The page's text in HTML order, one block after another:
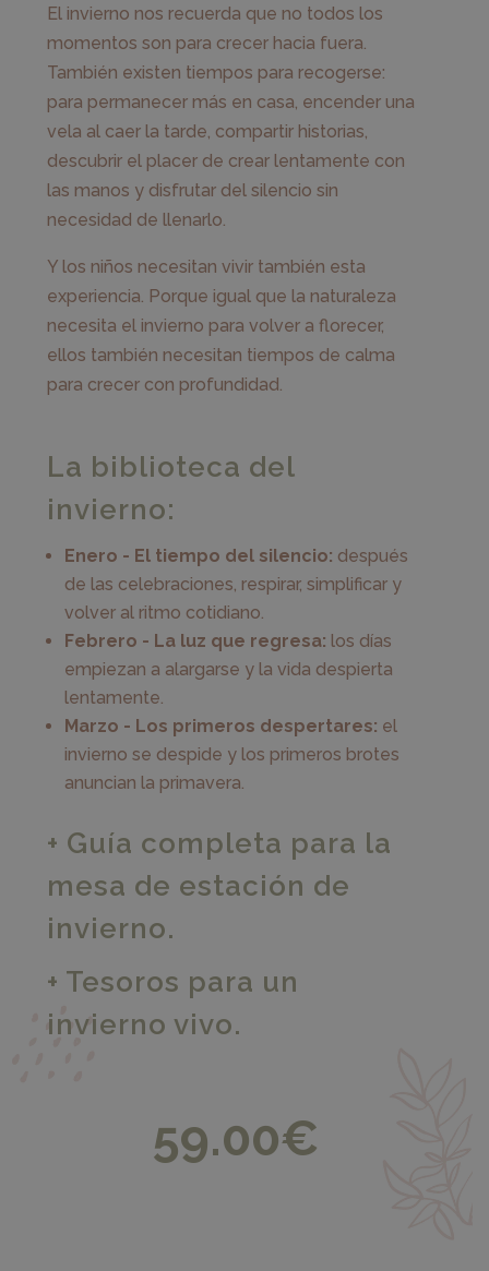
El invierno nos recuerda que no todos los
momentos son para crecer hacia fuera.
También existen tiempos para recogerse:
para permanecer más en casa, encender una
vela al caer la tarde, compartir historias,
descubrir el placer de crear lentamente con
las manos y disfrutar del silencio sin
necesidad de llenarlo.
Y los niños necesitan vivir también esta
experiencia. Porque igual que la naturaleza
necesita el invierno para volver a florecer,
ellos también necesitan tiempos de calma
para crecer con profundidad.
La biblioteca del
invierno:
Enero - El tiempo del silencio: después
de las celebraciones, respirar, simplificar y
volver al ritmo cotidiano.
Febrero - La luz que regresa: los días
empiezan a alargarse y la vida despierta
lentamente.
Marzo - Los primeros despertares: el
invierno se despide y los primeros brotes
anuncian la primavera.
+ Guía completa para la
mesa de estación de
invierno.
+ Tesoros para un
invierno vivo.
59.00€